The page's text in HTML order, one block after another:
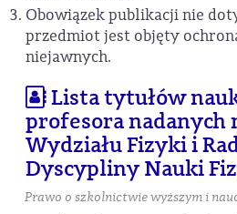
Obowiązek publikacji nie
przedmiot jest objęty
niejawnych.
Lista tytułów
profesora nadanych
Wydziału Fizyki i
Dyscypliny Nauki
Prawo o szkolnictwie wyższym i